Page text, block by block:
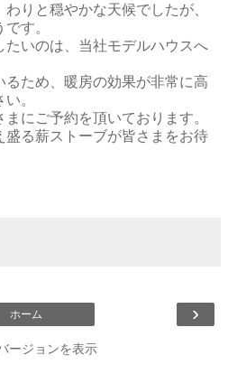
りと穏やかな天候でしたが、
す。
たいのは、当社モデルハウスへ
るため、暖房の効果が非常に高
。
にご予約を頂いております。
盛る薪ストーブが皆さまをお待
›
ホーム
ージョンを表示